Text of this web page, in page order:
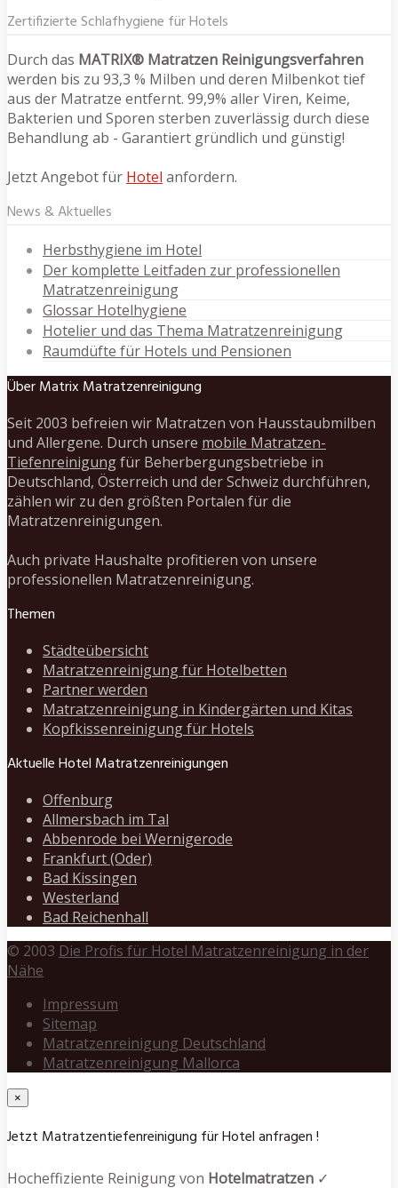
Zertifizierte Schlafhygiene für Hotels
Durch das MATRIX® Matratzen Reinigungsverfahren
werden bis zu 93,3 % Milben und deren Milbenkot tief
aus der Matratze entfernt. 99,9% aller Viren, Keime,
Bakterien und Sporen sterben zuverlässig durch diese
Behandlung ab - Garantiert gründlich und günstig!
Jetzt Angebot für Hotel anfordern.
News & Aktuelles
Herbsthygiene im Hotel
Der komplette Leitfaden zur professionellen
Matratzenreinigung
Glossar Hotelhygiene
Hotelier und das Thema Matratzenreinigung
Raumdüfte für Hotels und Pensionen
Über Matrix Matratzenreinigung
Seit 2003 befreien wir Matratzen von Hausstaubmilben
und Allergene. Durch unsere mobile Matratzen-
Tiefenreinigungfür Beherbergungsbetriebe in
Deutschland, Österreich und der Schweiz durchführen,
zählen wir zu den größten Portalen für die
Matratzenreinigungen.
Auch private Haushalte profitieren von unsere
professionellen Matratzenreinigung.
Themen
Städteübersicht
Matratzenreinigung für Hotelbetten
Partner werden
Matratzenreinigung in Kindergärten und Kitas
Kopfkissenreinigung für Hotels
Aktuelle Hotel Matratzenreinigungen
Offenburg
Allmersbach im Tal
Abbenrode bei Wernigerode
Frankfurt (Oder)
Bad Kissingen
Westerland
Bad Reichenhall
© 2003 Die Profis für Hotel Matratzenreinigung in der
Nähe
Impressum
Sitemap
Matratzenreinigung Deutschland
Matratzenreinigung Mallorca
×
Jetzt Matratzentiefenreinigung für Hotel anfragen !
Hocheffiziente Reinigung von Hotelmatratzen ✓